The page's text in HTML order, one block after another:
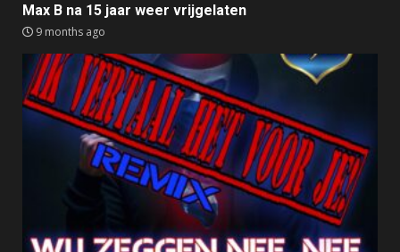
Max B na 15 jaar weer vrijgelaten
9 months ago